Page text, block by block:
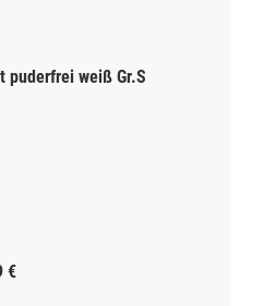
puderfrei weiß Gr.S
€